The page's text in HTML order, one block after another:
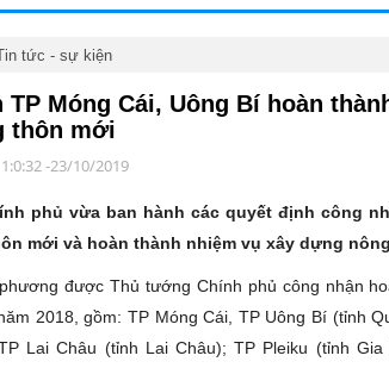
tức - sự kiện
TP Móng Cái, Uông Bí hoàn
thôn mới
-23/10/2019
phủ vừa ban hành các quyết định công
mới và hoàn thành nhiệm vụ xây dựng
được Thủ tướng Chính phủ công nhận
2018, gồm: TP Móng Cái, TP Uông Bí (tỉnh
Lai Châu (tỉnh Lai Châu); TP Pleiku (tỉnh